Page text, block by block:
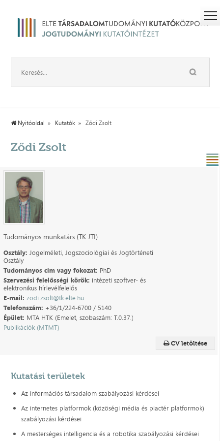
Nyitóoldal Kutatók Ződi Zsolt
Ződi Zsolt
CV letöltése
Tudományos munkatárs (TK JTI)
Osztály: Jogelméleti, Jogszociológiai és Jogtörténeti
Osztály
Tudományos cím vagy fokozat: PhD
Szervezési felelősségi körök: intézeti szoftver- és
elektronikus hírlevélfelelős
E-mail: zodi.zsolt@tk.elte.hu
Telefonszám: +36/1/224-6700 / 5140
Épület: MTA HTK (Emelet, szobaszám: T.0.37.)
Publikációk (MTMT)
Kutatási területek
Az információs társadalom szabályozási kérdései
Az internetes platformok (közöségi média és piactér platformok)
szabályozási kérdései
A mesterséges intelligencia és a robotika szabályozási kérdései